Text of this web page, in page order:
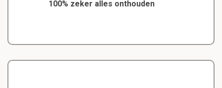
100% zeker alles onthouden